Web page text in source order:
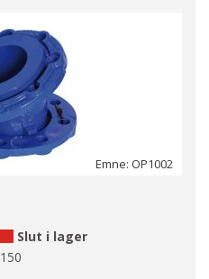
Emne: OP1002
Slut i lager
150